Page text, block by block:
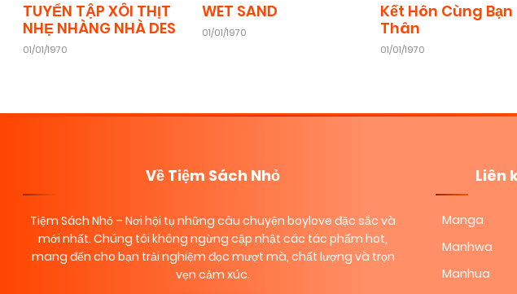
TUYỂN TẬP XÔI THỊT
NHẸ NHÀNG NHÀ DES
01/01/1970
WET SAND
01/01/1970
Kết Hôn Cùng Bạn
Thân
01/01/1970
Về Tiệm Sách Nhỏ
Tiệm Sách Nhỏ – Nơi hội tụ những câu chuyện boylove đặc sắc và
mới nhất. Chúng tôi không ngừng cập nhật các tác phẩm hot,
mang đến cho bạn trải nghiệm đọc mượt mà, chất lượng và trọn
vẹn cảm xúc.
Liên
Manga
Manhwa
Manhua